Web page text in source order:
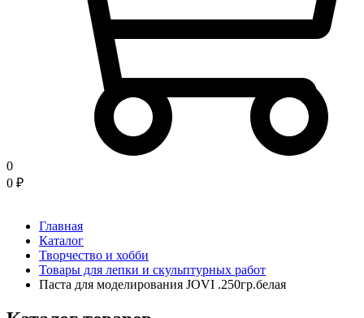
0
0 ₽
Главная
Каталог
Творчество и хобби
Товары для лепки и скульптурных работ
Паста для моделирования JOVI .250гр.белая